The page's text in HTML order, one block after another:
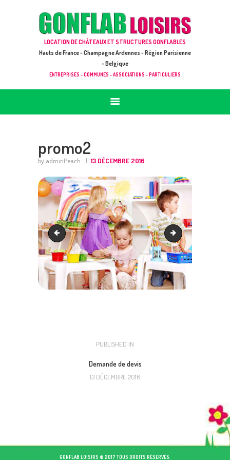
LOCATION DE CHÂTEAUX ET STRUCTURES GONFLABLES
Hauts de France - Champagne Ardennes - Région Parisienne
- Belgique
ENTREPRISES - COMMUNES - ASSOCIATIONS - PARTICULIERS
GONFLAB LOISIRS
ACCUEIL
JEUX À LOUER & PRESTATIONS
CATALOGUE / TARIF
DEMANDE DE DEVIS (SOUS 24H)
promo2
by adminPeach 13 DÉCEMBRE 2016
promo1 promo3
NAVIGATION
PUBLISHED IN
Demande de devis
13 DÉCEMBRE 2016
GONFLAB LOISIRS © 2017 TOUS DROITS RÉSERVÉS.